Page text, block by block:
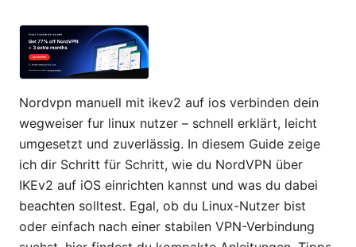
Nordvpn manuell mit ikev2 auf ios verbinden dein
wegweiser fur linux nutzer – schnell erklärt, leicht
umgesetzt und zuverlässig. In diesem Guide zeige
ich dir Schritt für Schritt, wie du NordVPN über
IKEv2 auf iOS einrichten kannst und was du dabei
beachten solltest. Egal, ob du Linux-Nutzer bist
oder einfach nach einer stabilen VPN-Verbindung